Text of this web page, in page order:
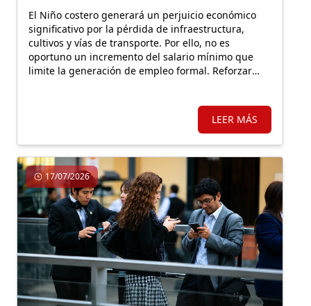
VULNERABLE
El Niño costero generará un perjuicio económico
significativo por la pérdida de infraestructura,
cultivos y vías de transporte. Por ello, no es
oportuno un incremento del salario mínimo que
limite la generación de empleo formal. Reforzar
en simultáneo, avanzar en obras de prevención.
LEER MÁS
17/07/2026